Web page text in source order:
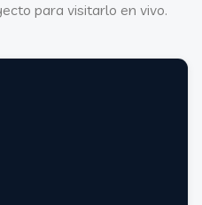
para visitarlo en vivo.